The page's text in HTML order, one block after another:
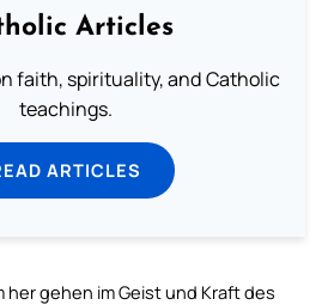
Articles
faith, spirituality, and Catholic
teachings.
ARTICLES
her gehen im Geist und Kraft des